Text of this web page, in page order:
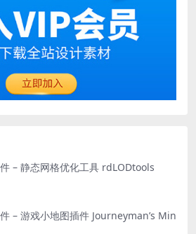
– 静态网格优化工具 rdLODtools
– 游戏小地图插件 Journeyman’s Min